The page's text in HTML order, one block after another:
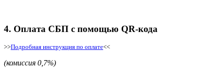
4. Оплата СБП с помощью QR-кода
>>Подробная инструкция по оплате<<
(комиссия 0,7%)